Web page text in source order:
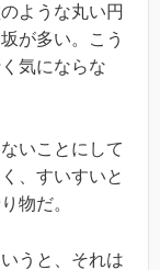
ような丸い円
が多い。こう
気にならな
いことにして
、すいすいと
物だ。
うと、それは